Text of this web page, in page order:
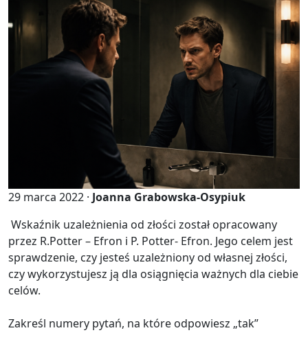
29 marca 2022 · Joanna Grabowska-Osypiuk
Wskaź­nik uza­leż­nie­nia od zło­ści zo­stał opra­co­wa­ny
przez R.Pot­ter – Efron i P. Potter-​ Efron. Jego celem jest
spraw­dze­nie, czy je­steś uza­leż­nio­ny od wła­snej zło­ści,
czy wy­ko­rzy­stu­jesz ją dla osią­gnię­cia waż­nych dla cie­bie
celów.
Za­kreśl nu­me­ry pytań, na które od­po­wiesz „tak”